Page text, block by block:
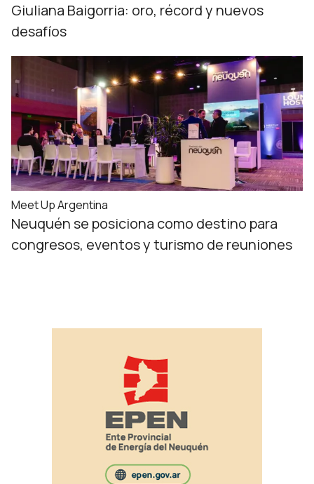
Giuliana Baigorria: oro, récord y nuevos
desafíos
Meet Up Argentina
Neuquén se posiciona como destino para
congresos, eventos y turismo de reuniones